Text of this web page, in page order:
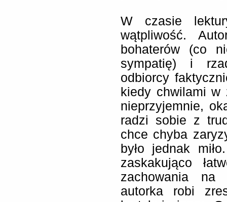
W czasie
wątpliwość.
bohaterów (co
sympatię) i
odbiorcy
kiedy chwilami
nieprzyjemnie,
radzi sobie z
chce chyba
było jednak
zaskakująco
zachowania na
autorka robi